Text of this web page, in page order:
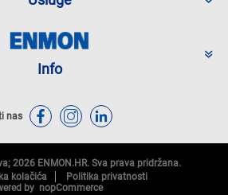
Info
nas
2026 ENMON.HR. Sva prava pridržana.
kolačića
Politika privatnosti
by nopCommerce